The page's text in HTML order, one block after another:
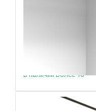
В наличии Более 10